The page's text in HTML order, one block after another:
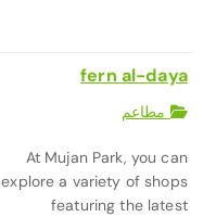
fern al-daya
مطاعم
At Mujan Park, you can
explore a variety of shops
featuring the latest